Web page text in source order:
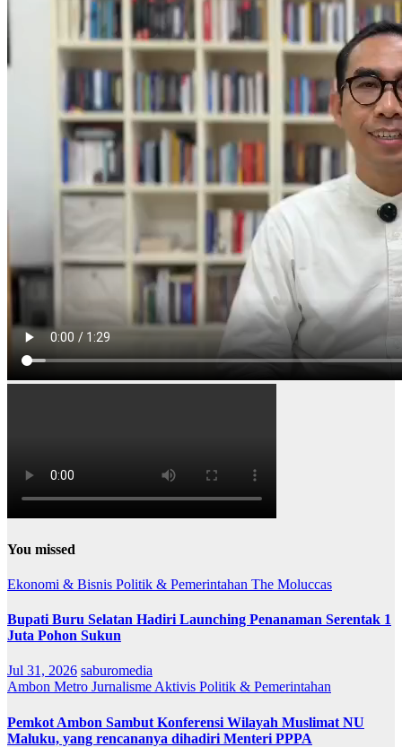
You missed
Ekonomi & Bisnis Politik & Pemerintahan The Moluccas
Bupati Buru Selatan Hadiri Launching Penanaman Serentak 1
Juta Pohon Sukun
Jul 31, 2026 saburomedia
Ambon Metro Jurnalisme Aktivis Politik & Pemerintahan
Pemkot Ambon Sambut Konferensi Wilayah Muslimat NU
Maluku, yang rencananya dihadiri Menteri PPPA